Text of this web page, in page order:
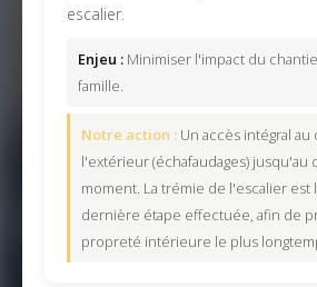
escalier.
Enjeu : Minimiser l'impact du
famille.
Notre action : Un accès intégral
l'extérieur (échafaudages) jusqu'au
moment. La trémie de l'escalier est
dernière étape effectuée, afin de
propreté intérieure le plus